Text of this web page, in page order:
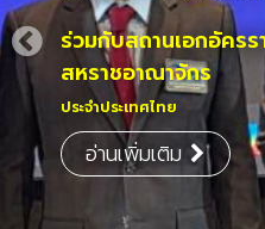
ร่วมกับสถานเอกอัคร
สหราชอาณาจักร
ประจำประเทศไทย
อ่านเพิ่มเติม